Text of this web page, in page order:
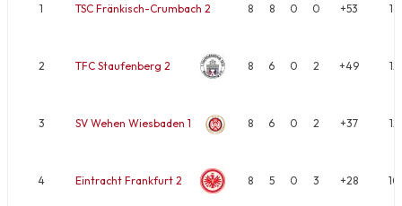
1 TSC Fränkisch-Crumbach 2 8 8 0 0 +53 16
2 TFC Staufenberg 2 8 6 0 2 +49 12
3 SV Wehen Wiesbaden 1 8 6 0 2 +37 12
4 Eintracht Frankfurt 2 8 5 0 3 +28 10